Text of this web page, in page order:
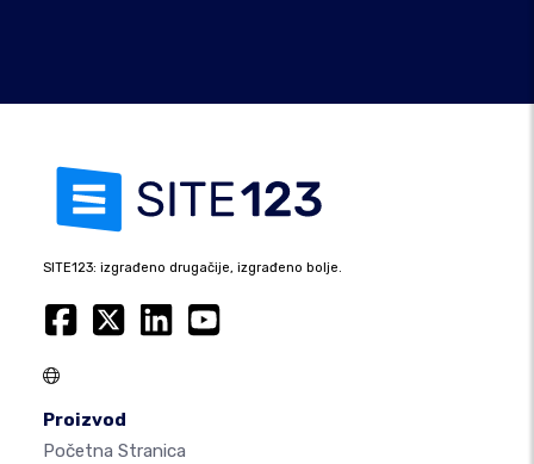
SITE123: izgrađeno drugačije, izgrađeno bolje.
Proizvod
Početna Stranica